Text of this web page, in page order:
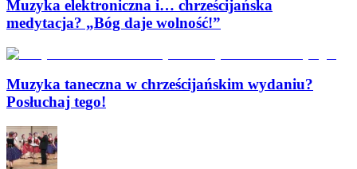
Muzyka elektroniczna i… chrześcijańska
medytacja? „Bóg daje wolność!”
Muzyka taneczna w chrześcijańskim wydaniu?
Posłuchaj tego!